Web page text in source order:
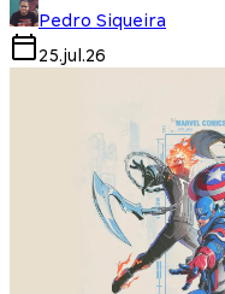
Pedro Siqueira
25.jul.26